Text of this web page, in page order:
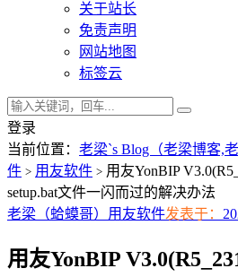
关于站长
免责声明
网站地图
标签云
登录
当前位置： 老梁`s Blog（老梁博客,
件 > 用友软件 > 用友YonBIP
setup.bat文件一闪而过的解决办法
老梁（蛤蟆哥） 用友软件发表于：
用友YonBIP